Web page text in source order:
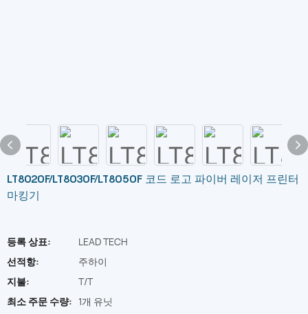
LT8020F/LT8030F/LT8050F 코드 로고 파이버 레이저 프린터
마킹기
등록 상표:
LEAD TECH
선적항:
주하이
지불:
T/T
최소 주문 수량: 1개 유닛